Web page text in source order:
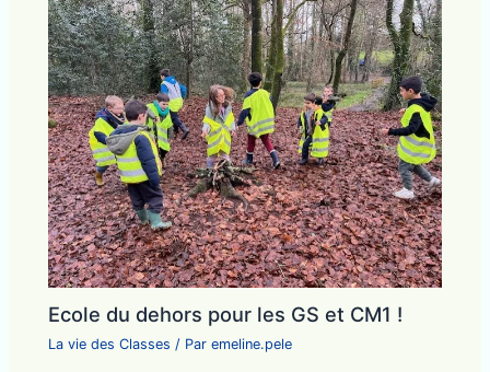
Ecole du dehors pour les GS et CM1 !
La vie des Classes / Paremeline.pele